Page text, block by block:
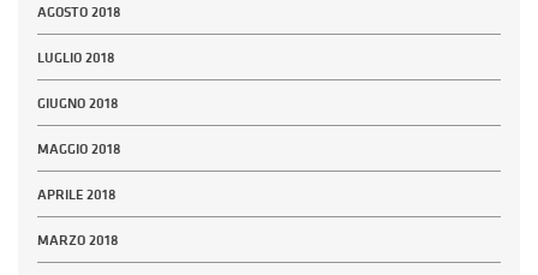
AGOSTO 2018
LUGLIO 2018
GIUGNO 2018
MAGGIO 2018
APRILE 2018
MARZO 2018